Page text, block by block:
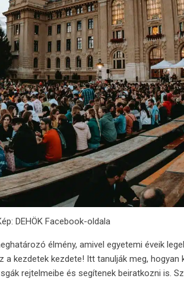
DEHÖK Facebook-oldala
élmény, amivel egyetemi éveik
kezdetek kezdete! Itt tanulják meg, hogyan
rejtelmeibe és segítenek beiratkozni is.